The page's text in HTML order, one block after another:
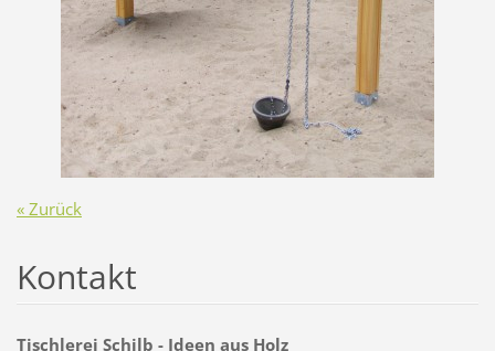
« Zurück
Kontakt
Tischlerei Schilb - Ideen aus Holz